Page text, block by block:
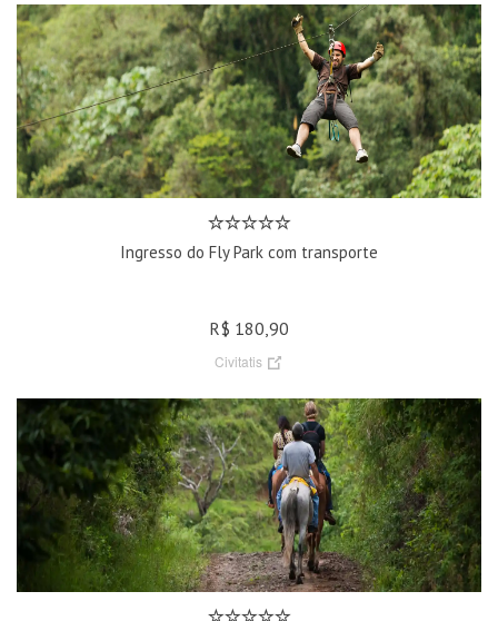
Ingresso do Fly Park com transporte
R$ 180,90
Civitatis